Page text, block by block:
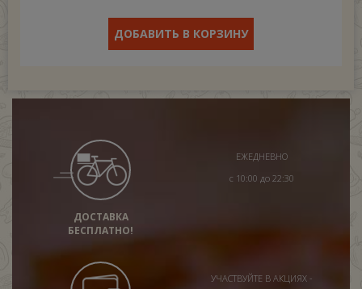
ДОБАВИТЬ В КОРЗИНУ
ДОСТАВКА
БЕСПЛАТНО!
ЕЖЕДНЕВНО
с 10:00 до 22:30
УЧАСТВУЙТЕ В АКЦИЯХ -